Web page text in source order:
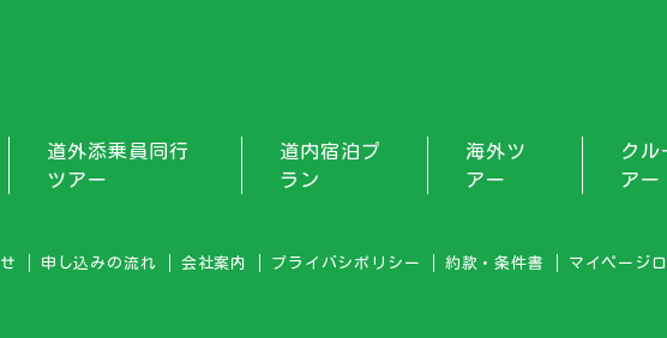
道外添乗員同行
ツアー
道内宿泊プ
ラン
海外ツ
アー
クル
アー
申し込みの流れ 会社案内 プライバシポリシー 約款・条件書 マイページ